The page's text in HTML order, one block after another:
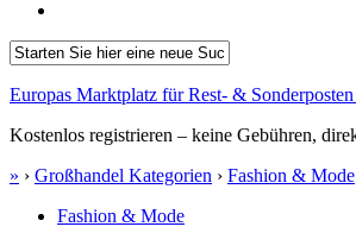
Europas Marktplatz für Rest- &
Kostenlos registrieren – keine Gebühren,
» › Großhandel Kategorien › Fashion & Mode
Fashion & Mode